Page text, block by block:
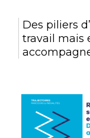
Des piliers
travail mais